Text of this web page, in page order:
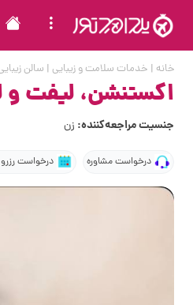
خانه | خدمات سلامت و زیبایی | سالن
اکستنشن، لیفت و
جنسیت مراجعه‌کننده: زن
درخواست مشاوره درخواست